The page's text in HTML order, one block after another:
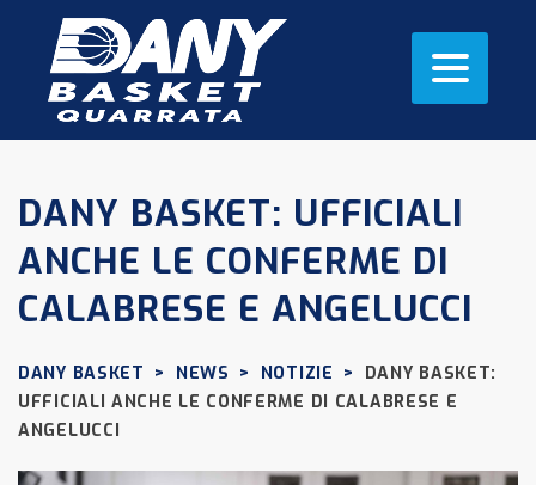
DANY BASKET: UFFICIALI
ANCHE LE CONFERME DI
CALABRESE E ANGELUCCI
DANY BASKET > NEWS > NOTIZIE >
DANY BASKET:
UFFICIALI ANCHE LE CONFERME DI CALABRESE E
ANGELUCCI